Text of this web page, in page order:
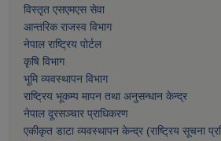
विस्तृत एसएमएस सेवा
आन्तरिक राजस्व विभाग
नेपाल राष्ट्रिय पोर्टल
कृषि विभाग
भूमि व्यवस्थापन विभाग
राष्ट्रिय भूकम्प मापन तथा अनुसन्धान केन्द्र
नेपाल दूरसञ्चार प्राधिकरण
एकीकृत डाटा व्यवस्थापन केन्द्र (राष्ट्रिय सूचना